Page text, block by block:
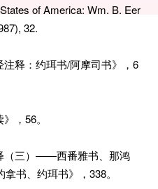
of America: Wm. B. Eer
32.
释：约珥书/阿摩司书》，6
，56。
（三）——西番雅书、那鸿
书、约珥书》，338。